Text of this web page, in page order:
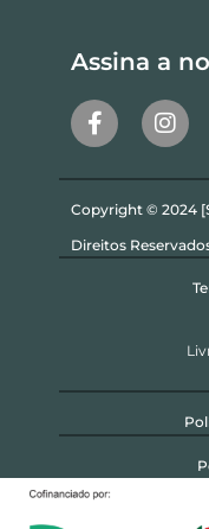
Assina a
Copyright © 2024
Direitos